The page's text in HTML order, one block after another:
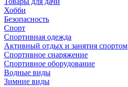
Хобби
Безопасность
Спорт
Спортивная одежда
Активный отдых и занятия спортом
Спортивное снаряжение
Спортивное оборудование
Водные виды
Зимние виды